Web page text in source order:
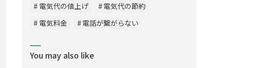
電気代の値上げ
電気代の節約
電気料金
電話が繋がらない
You may also like